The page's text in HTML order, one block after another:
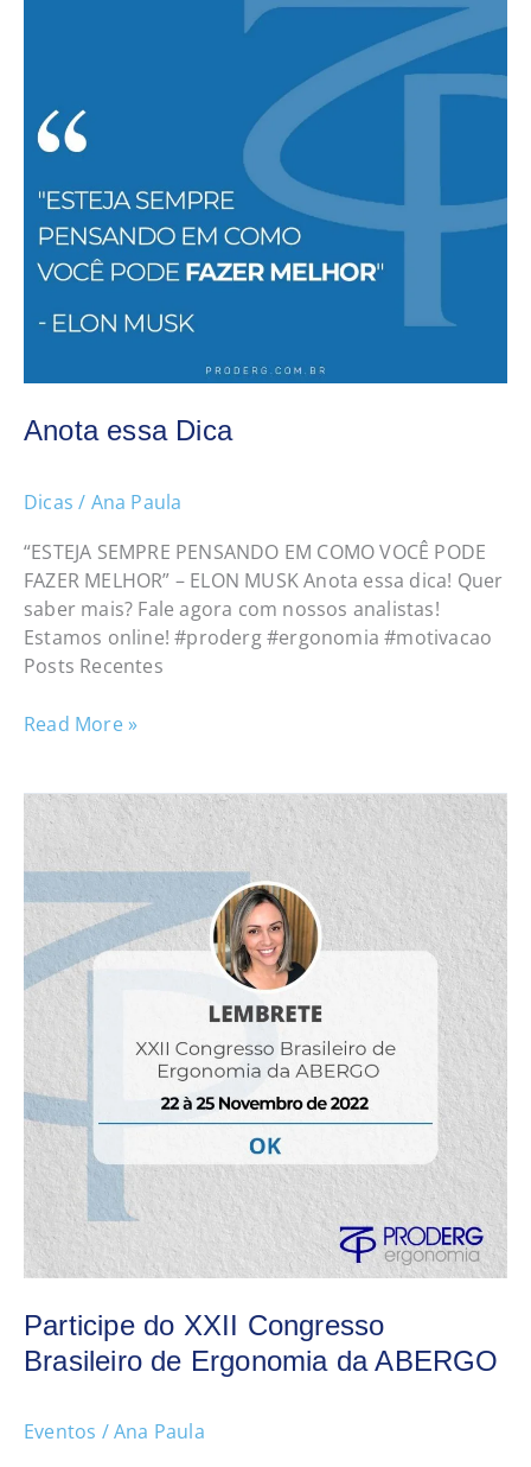
Anota essa Dica
Dicas / Ana Paula
“ESTEJA SEMPRE PENSANDO EM COMO VOCÊ PODE
FAZER MELHOR” – ELON MUSK Anota essa dica! Quer
saber mais? Fale agora com nossos analistas!
Estamos online! #proderg #ergonomia #motivacao
Posts Recentes
Read More »
Participe do XXII Congresso
Brasileiro de Ergonomia da ABERGO
Eventos /Ana Paula
Participe
do
XXII
Congresso
Brasileiro
de
Ergonomia
da
ABERGO